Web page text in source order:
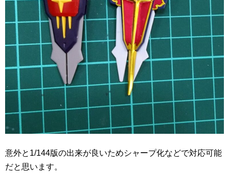
意外と1/144版の出来が良いためシャープ化などで対応可能
だと思います。